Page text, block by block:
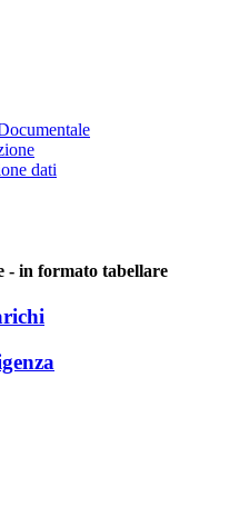
dati
- in formato tabellare